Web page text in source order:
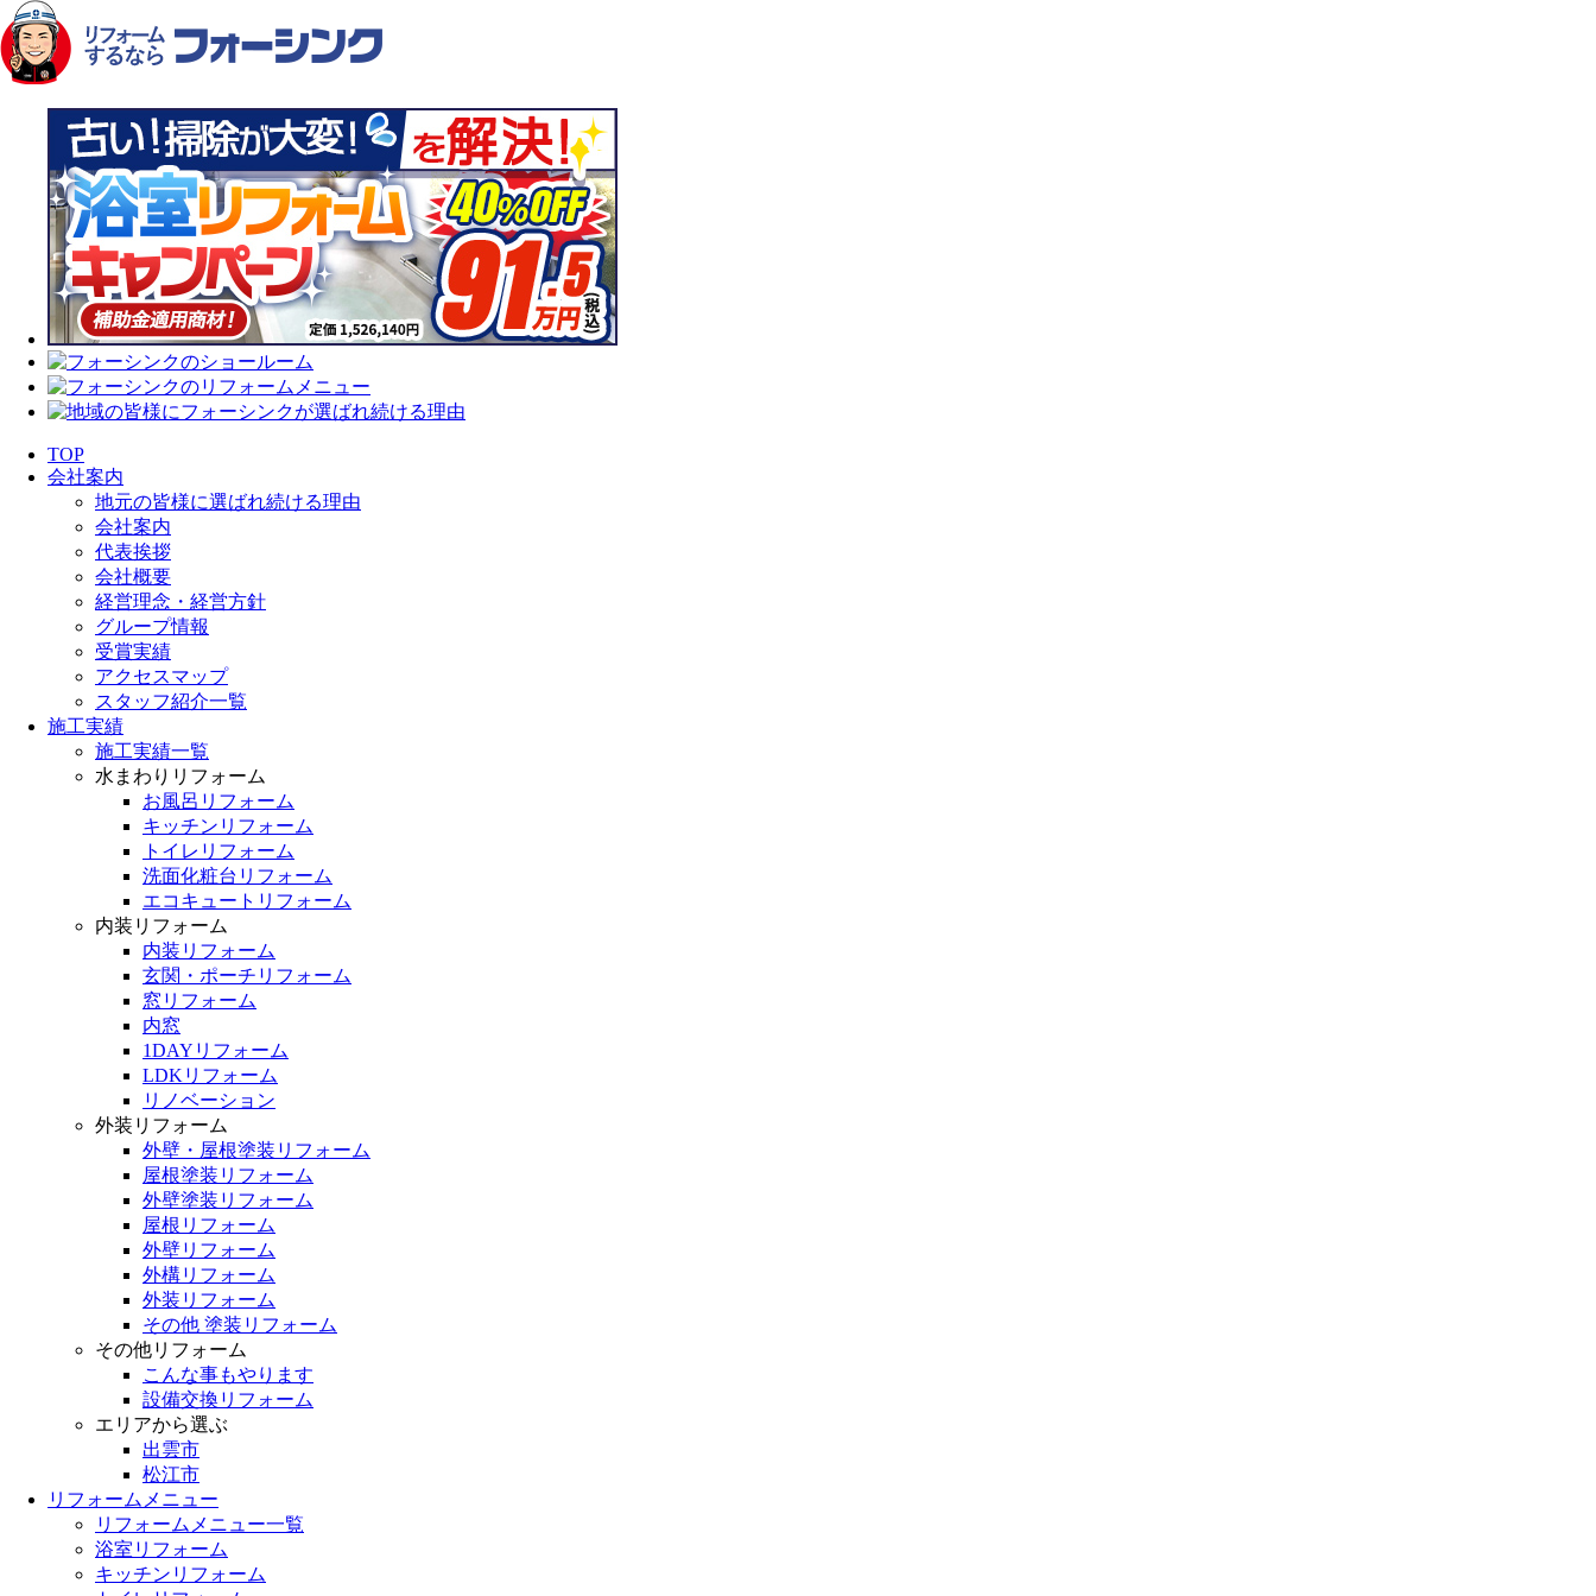
TOP
会社案内
地元の皆様に選ばれ続ける理由
会社案内
代表挨拶
会社概要
経営理念・経営方針
グループ情報
受賞実績
アクセスマップ
スタッフ紹介一覧
施工実績
施工実績一覧
水まわりリフォーム
お風呂リフォーム
キッチンリフォーム
トイレリフォーム
洗面化粧台リフォーム
エコキュートリフォーム
内装リフォーム
内装リフォーム
玄関・ポーチリフォーム
窓リフォーム
内窓
1DAYリフォーム
LDKリフォーム
リノベーション
外装リフォーム
外壁・屋根塗装リフォーム
屋根塗装リフォーム
外壁塗装リフォーム
屋根リフォーム
外壁リフォーム
外構リフォーム
外装リフォーム
その他 塗装リフォーム
その他リフォーム
こんな事もやります
設備交換リフォーム
エリアから選ぶ
出雲市
松江市
リフォームメニュー
リフォームメニュー一覧
浴室リフォーム
キッチンリフォーム